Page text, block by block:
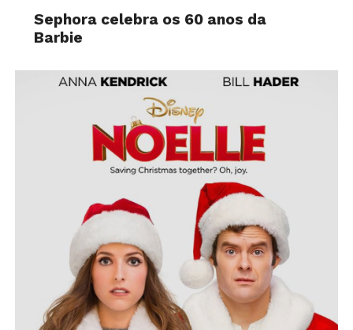
Sephora celebra os 60 anos da
Barbie